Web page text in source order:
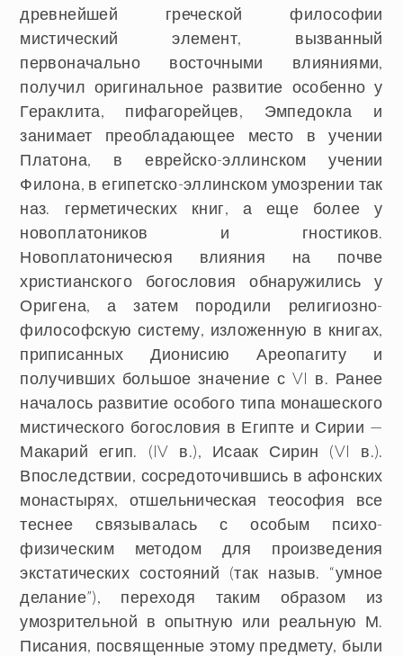
древнейшей греческой философии
мистический элемент, вызванный
первоначально восточными влияниями,
получил оригинальное развитие особенно у
Гераклита, пифагорейцев, Эмпедокла и
занимает преобладающее место в учении
Платона, в еврейско-эллинском учении
Филона, в египетско-эллинском умозрении так
наз. герметических книг, а еще более у
новоплатоников и гностиков.
Новоплатоничесюя влияния на почве
христианского богословия обнаружились у
Оригена, а затем породили религиозно-
философскую систему, изложенную в книгах,
приписанных Дионисию Ареопагиту и
получивших большое значение с VI в. Ранее
началось развитие особого типа монашеского
мистического богословия в Египте и Сирии —
Макарий егип. (IV в.), Исаак Сирин (VI в.).
Впоследствии, сосредоточившись в афонских
монастырях, отшельническая теософия все
теснее связывалась с особым психо-
физическим методом для произведения
экстатических состояний (так назыв. “умное
делание”), переходя таким образом из
умозрительной в опытную или реальную М.
Писания, посвященные этому предмету, были